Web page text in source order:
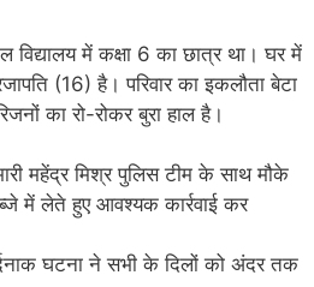
विद्यालय में कक्षा 6 का छात्र था। घर में
(16) है। परिवार का इकलौता बेटा
का रो-रोकर बुरा हाल है।
महेंद्र मिश्र पुलिस टीम के साथ मौके
में लेते हुए आवश्यक कार्रवाई कर
घटना ने सभी के दिलों को अंदर तक